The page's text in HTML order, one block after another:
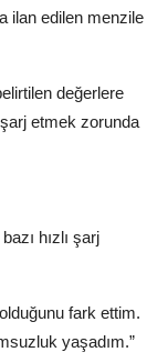
ilan edilen menzile
değerlere
etmek zorunda
hızlı şarj
fark ettim.
yaşadım.”